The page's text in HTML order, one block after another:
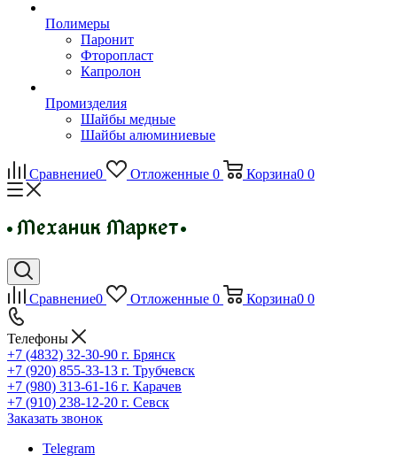
Полимеры
Паронит
Фторопласт
Капролон
Промизделия
Шайбы медные
Шайбы алюминиевые
Сравнение0 Отложенные 0 Корзина0 0
Сравнение0 Отложенные 0 Корзина0 0
Телефоны
+7 (4832) 32-30-90 г. Брянск
+7 (920) 855-33-13 г. Трубчевск
+7 (980) 313-61-16 г. Карачев
+7 (910) 238-12-20 г. Севск
Заказать звонок
Telegram